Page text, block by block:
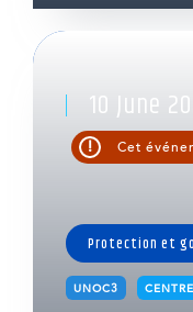
10 June
! Cet
Protection et
UNOC3